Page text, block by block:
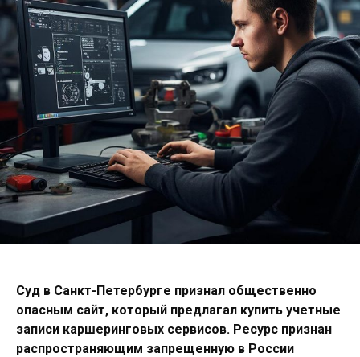
Суд в Санкт-Петербурге признал общественно
опасным сайт, который предлагал купить учетные
записи каршеринговых сервисов. Ресурс признан
распространяющим запрещенную в России